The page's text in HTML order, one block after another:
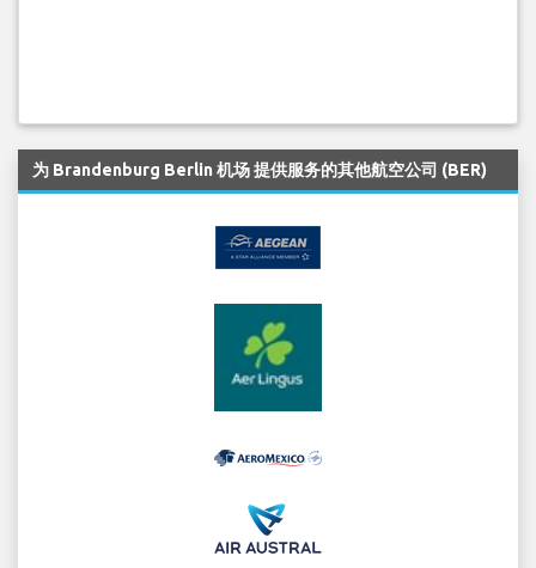
为 Brandenburg Berlin 机场 提供服务的其他航空公司 (BER)